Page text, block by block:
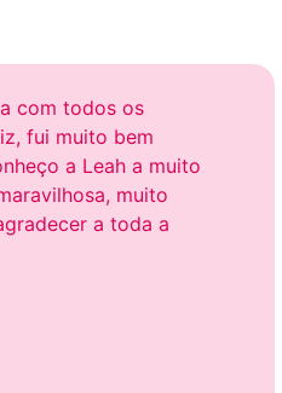
com todos os
fui muito bem
a Leah a muito
muito
a toda a